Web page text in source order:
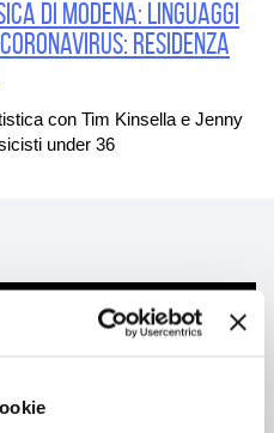
di Modena: Linguaggi
RESIDENZA
con Tim Kinsella e Jenny
under 36